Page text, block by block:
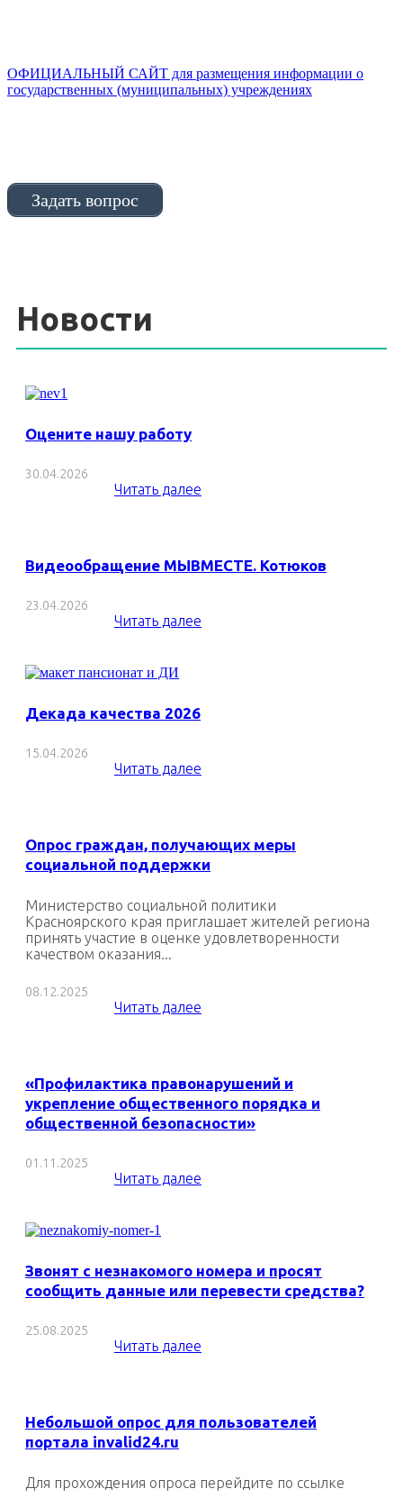
ОФИЦИАЛЬНЫЙ САЙТ для размещения информации о
государственных (муниципальных) учреждениях
Задать вопрос
Новости
Оцените нашу работу
30.04.2026
Читать далее
Видеообращение МЫВМЕСТЕ. Котюков
23.04.2026
Читать далее
Декада качества 2026
15.04.2026
Читать далее
Опрос граждан, получающих меры
социальной поддержки
Министерство социальной политики
Красноярского края приглашает жителей региона
принять участие в оценке удовлетворенности
качеством оказания...
08.12.2025
Читать далее
«Профилактика правонарушений и
укрепление общественного порядка и
общественной безопасности»
01.11.2025
Читать далее
Звонят с незнакомого номера и просят
сообщить данные или перевести средства?
25.08.2025
Читать далее
Небольшой опрос для пользователей
портала invalid24.ru
Для прохождения опроса перейдите по ссылке